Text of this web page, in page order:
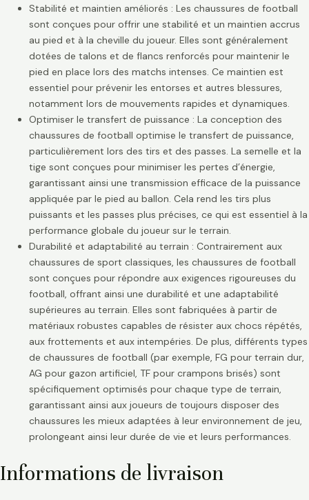
Stabilité et maintien améliorés : Les chaussures de football
sont conçues pour offrir une stabilité et un maintien accrus
au pied et à la cheville du joueur. Elles sont généralement
dotées de talons et de flancs renforcés pour maintenir le
pied en place lors des matchs intenses. Ce maintien est
essentiel pour prévenir les entorses et autres blessures,
notamment lors de mouvements rapides et dynamiques.
Optimiser le transfert de puissance : La conception des
chaussures de football optimise le transfert de puissance,
particulièrement lors des tirs et des passes. La semelle et la
tige sont conçues pour minimiser les pertes d’énergie,
garantissant ainsi une transmission efficace de la puissance
appliquée par le pied au ballon. Cela rend les tirs plus
puissants et les passes plus précises, ce qui est essentiel à la
performance globale du joueur sur le terrain.
Durabilité et adaptabilité au terrain : Contrairement aux
chaussures de sport classiques, les chaussures de football
sont conçues pour répondre aux exigences rigoureuses du
football, offrant ainsi une durabilité et une adaptabilité
supérieures au terrain. Elles sont fabriquées à partir de
matériaux robustes capables de résister aux chocs répétés,
aux frottements et aux intempéries. De plus, différents types
de chaussures de football (par exemple, FG pour terrain dur,
AG pour gazon artificiel, TF pour crampons brisés) sont
spécifiquement optimisés pour chaque type de terrain,
garantissant ainsi aux joueurs de toujours disposer des
chaussures les mieux adaptées à leur environnement de jeu,
prolongeant ainsi leur durée de vie et leurs performances.
Informations de livraison